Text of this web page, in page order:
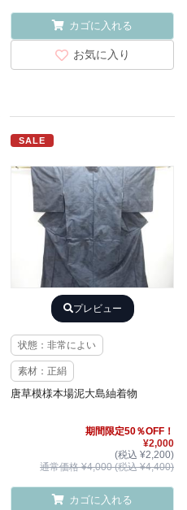
カゴに入れる
お気に入り
SALE
プレビュー
状態：非常によい
素材：正絹
唐草模様本場泥大島紬着物
期間限定50％OFF！
¥2,000
(税込 ¥2,200)
通常価格 ¥4,000 (税込 ¥4,400)
カゴに入れる